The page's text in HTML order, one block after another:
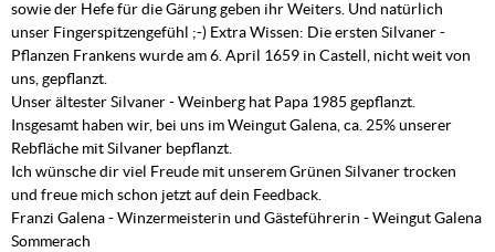
sowie der Hefe für die Gärung geben ihr Weiters. Und natürlich
unser Fingerspitzengefühl ;-) Extra Wissen: Die ersten Silvaner -
Pflanzen Frankens wurde am 6. April 1659 in Castell, nicht weit von
uns, gepflanzt.
Unser ältester Silvaner - Weinberg hat Papa 1985 gepflanzt.
Insgesamt haben wir, bei uns im Weingut Galena, ca. 25% unserer
Rebfläche mit Silvaner bepflanzt.
Ich wünsche dir viel Freude mit unserem Grünen Silvaner trocken
und freue mich schon jetzt auf dein Feedback.
Franzi Galena - Winzermeisterin und Gästeführerin - Weingut Galena
Sommerach